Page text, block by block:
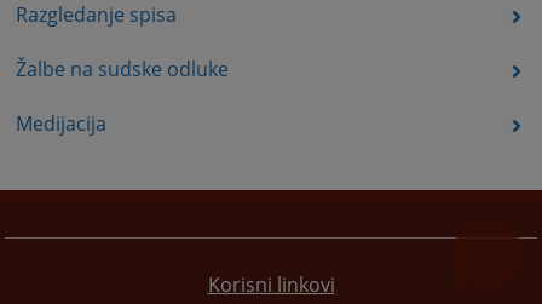
Razgledanje spisa
Žalbe na sudske odluke
Medijacija
Korisni linkovi